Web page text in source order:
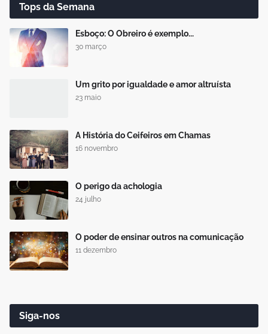
Tops da Semana
Esboço: O Obreiro é exemplo...
30 março
Um grito por igualdade e amor altruísta
23 maio
A História do Ceifeiros em Chamas
16 novembro
O perigo da achologia
24 julho
O poder de ensinar outros na comunicação
11 dezembro
Siga-nos